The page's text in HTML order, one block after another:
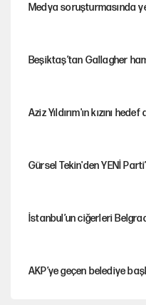
Medya soruşturmasında
Beşiktaş’tan Gallagher
Aziz Yıldırım'ın kızını
Gürsel Tekin'den YENİ
İstanbul’un ciğerleri
AKP’ye geçen belediye